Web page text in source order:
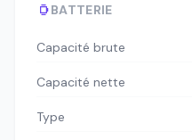
BATTERIE
Capacité brute
Capacité nette
Type